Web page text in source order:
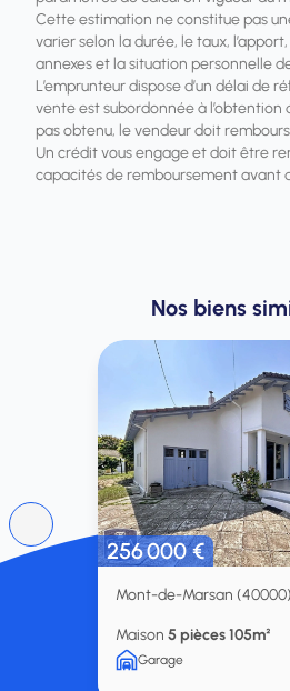
Cette estimation ne constitue pas
varier selon la durée, le taux, l’apport,
annexes et la situation personnelle
L’emprunteur dispose d’un délai de
vente est subordonnée à l’obtention
pas obtenu, le vendeur doit
Un crédit vous engage et doit être
capacités de remboursement avant
Nos biens
256 000 €
Mont-de-Marsan (40000)
Maison 5 pièces 105m²
Garage